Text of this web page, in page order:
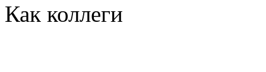
Как коллеги